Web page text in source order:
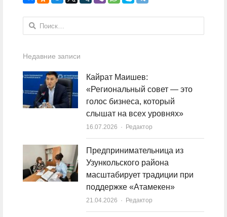
Найти:
Недавние записи
Кайрат Маишев:
«Региональный совет — это
голос бизнеса, который
слышат на всех уровнях»
16.07.2026 Author
Редактор
Предпринимательница из
Узункольского района
масштабирует традиции при
поддержке «Атамекен»
21.04.2026 Author
Редактор